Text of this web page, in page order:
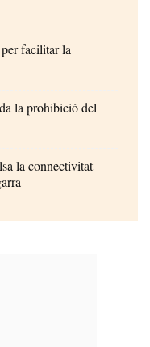
facilitar la
la prohibició del
la connectivitat